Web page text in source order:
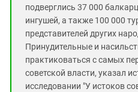
подверглись 37 000
ингушей, а также 100 000
представителей других
Принудительные и
практиковаться с самых
советской власти, указал
исследовании "У истоков